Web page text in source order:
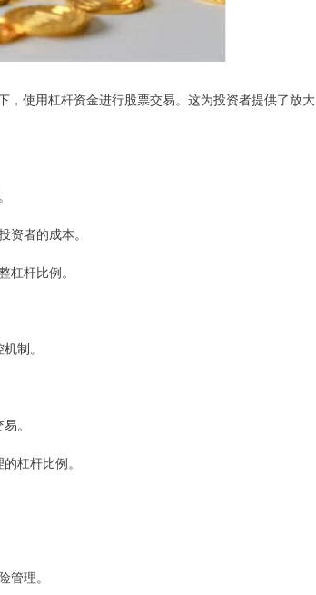
使用杠杆资金进行股票交易。这为投资者提供了放大
者的成本。
杆比例。
制。
。
杠杆比例。
理。